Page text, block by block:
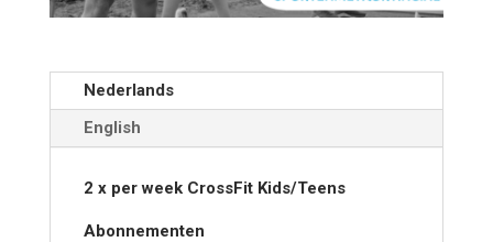
Nederlands
English
2 x per week CrossFit Kids/Teens
Abonnementen